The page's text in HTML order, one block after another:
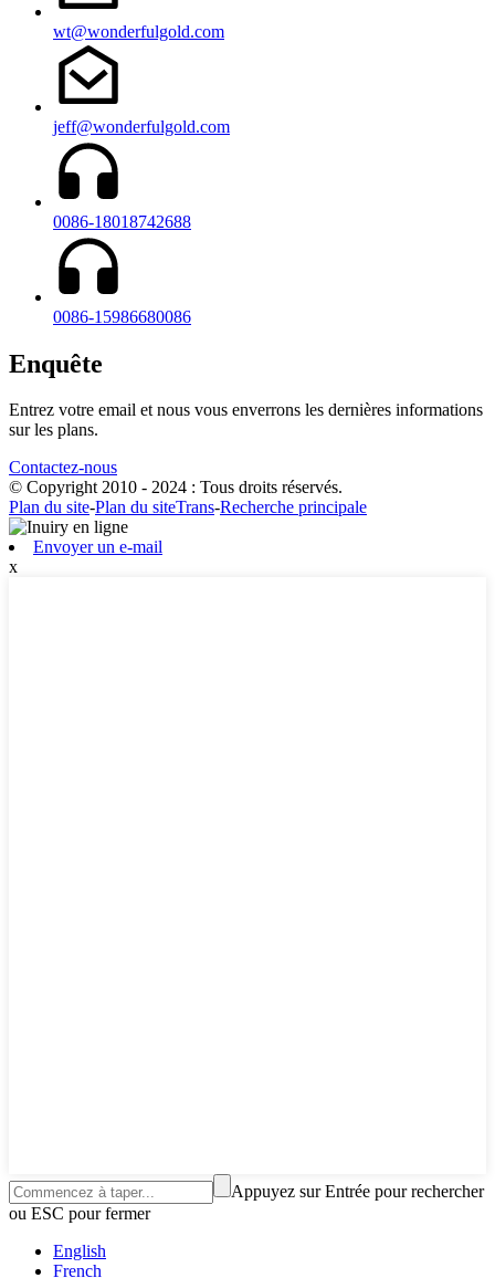
wt@wonderfulgold.com
jeff@wonderfulgold.com
0086-18018742688
0086-15986680086
Enquête
Entrez votre email et nous vous enverrons les dernières informations
sur les plans.
Contactez-nous
© Copyright 2010 - 2024 : Tous droits réservés.
Plan du site-Plan du siteTrans-Recherche principale
Envoyer un e-mail
x
Appuyez sur Entrée pour rechercher
ou ESC pour fermer
English
French